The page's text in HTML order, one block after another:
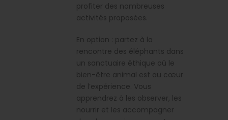
profiter des nombreuses
activités proposées.
En option : partez à la
rencontre des éléphants dans
un sanctuaire éthique où le
bien-être animal est au cœur
de l’expérience. Vous
apprendrez à les observer, les
nourrir et les accompagner